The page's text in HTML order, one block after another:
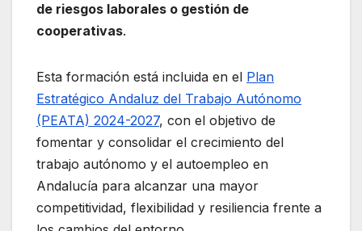
de riesgos laborales o gestión de
cooperativas.
Esta formación está incluida en el Plan
Estratégico Andaluz del Trabajo Autónomo
(PEATA) 2024-2027, con el objetivo de
fomentar y consolidar el crecimiento del
trabajo autónomo y el autoempleo en
Andalucía para alcanzar una mayor
competitividad, flexibilidad y resiliencia frente a